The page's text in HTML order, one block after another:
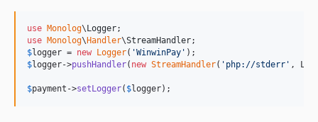
use Monolog\Logger
use Monolog\Handler\StreamHandler
$logger = new Logger( 'WinwinPay '
$logger->pushHandler( new StreamHandler( ' php://stderr ' ,
$payment ->setLogger( $logger);